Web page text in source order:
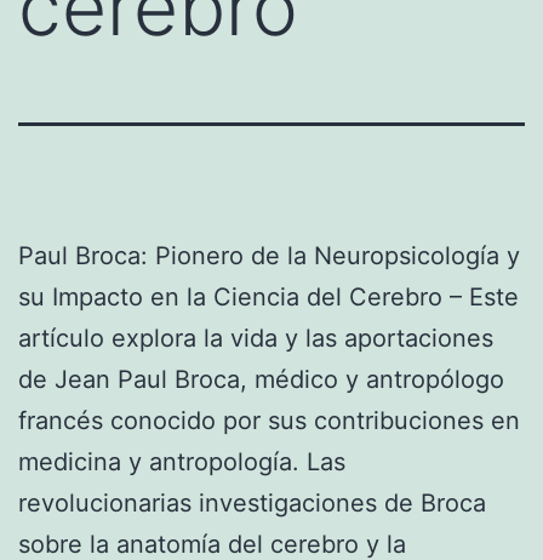
Paul Broca: Pionero de la Neuropsicología y
su Impacto en la Ciencia del Cerebro – Este
artículo explora la vida y las aportaciones
de Jean Paul Broca, médico y antropólogo
francés conocido por sus contribuciones en
medicina y antropología. Las
revolucionarias investigaciones de Broca
sobre la anatomía del cerebro y la